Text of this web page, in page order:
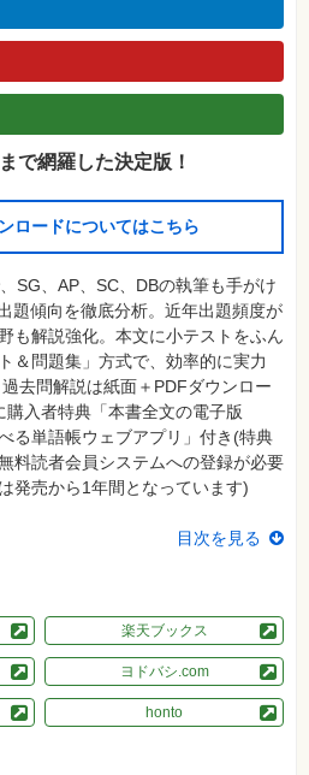
で網羅した決定版！
ロードについてはこちら
SG、AP、SC、DBの執筆も手がけ
題傾向を徹底分析。近年出題頻度が
も解説強化。本文に小テストをふん
＆問題集」方式で、効率的に実力
去問解説は紙面＋PDFダウンロー
購入者特典「本書全文の電子版
る単語帳ウェブアプリ」付き(特典
料読者会員システムへの登録が必要
発売から1年間となっています)
目次を見る
楽天ブックス
ヨドバシ.com
honto